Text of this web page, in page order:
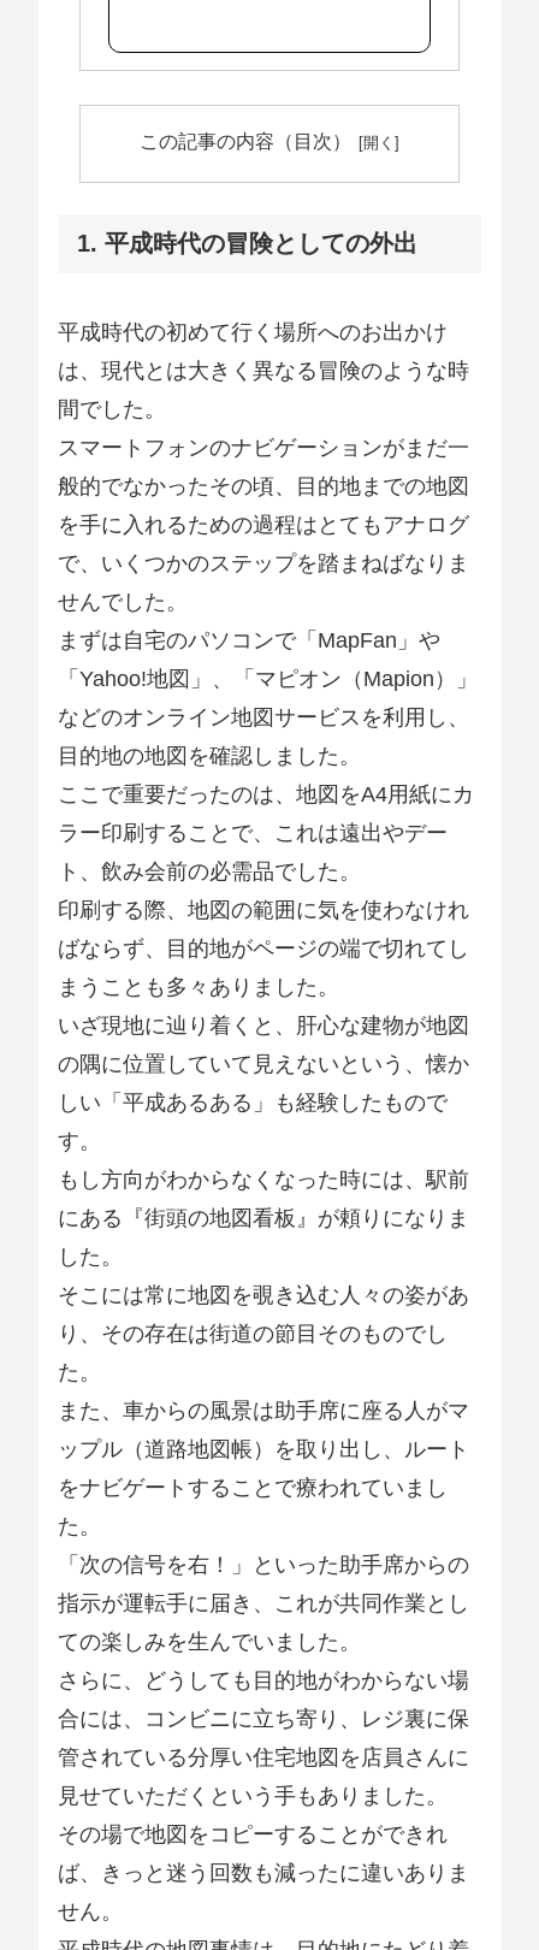
この記事の内容（目次）
1. 平成時代の冒険としての外出
平成時代の初めて行く場所へのお出かけ
は、現代とは大きく異なる冒険のような時
間でした。
スマートフォンのナビゲーションがまだ一
般的でなかったその頃、目的地までの地図
を手に入れるための過程はとてもアナログ
で、いくつかのステップを踏まねばなりま
せんでした。
まずは自宅のパソコンで「MapFan」や
「Yahoo!地図」、「マピオン（Mapion）」
などのオンライン地図サービスを利用し、
目的地の地図を確認しました。
ここで重要だったのは、地図をA4用紙にカ
ラー印刷することで、これは遠出やデー
ト、飲み会前の必需品でした。
印刷する際、地図の範囲に気を使わなけれ
ばならず、目的地がページの端で切れてし
まうことも多々ありました。
いざ現地に辿り着くと、肝心な建物が地図
の隅に位置していて見えないという、懐か
しい「平成あるある」も経験したもので
す。
もし方向がわからなくなった時には、駅前
にある『街頭の地図看板』が頼りになりま
した。
そこには常に地図を覗き込む人々の姿があ
り、その存在は街道の節目そのものでし
た。
また、車からの風景は助手席に座る人がマ
ップル（道路地図帳）を取り出し、ルート
をナビゲートすることで療われていまし
た。
「次の信号を右！」といった助手席からの
指示が運転手に届き、これが共同作業とし
ての楽しみを生んでいました。
さらに、どうしても目的地がわからない場
合には、コンビニに立ち寄り、レジ裏に保
管されている分厚い住宅地図を店員さんに
見せていただくという手もありました。
その場で地図をコピーすることができれ
ば、きっと迷う回数も減ったに違いありま
せん。